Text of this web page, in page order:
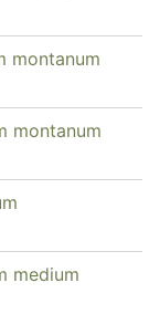
montanum
montanum
medium